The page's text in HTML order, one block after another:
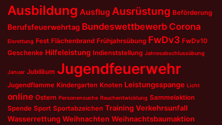
Ausbildung Ausflug Ausrüstung Beförderung
Berufsfeuerwehrtag Bundeswettbewerb Corona
Eisrettung Fest Flächenbrand Frühjahrsübung FwDv3 FwDv10
Geschenke Hilfeleistung Indienststellung Jahresabschlussübung
Januar Jubiläum Jugendfeuerwehr
Jugendflamme Kindergarten Knoten Leistungsspange Licht
online Ostern Personensuche Rauchentwicklung Sammelaktion
Spende Sport Sportabzeichen Training Verkehrsunfall
Wasserrettung Weihnachten Weihnachtsbaumaktion